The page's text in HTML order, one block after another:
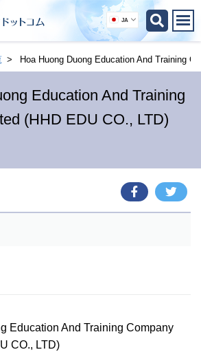
JA
Hoa Huong Duong Education And Training
Education And Training
(HHD EDU CO., LTD)
Education And Training Company
CO., LTD)